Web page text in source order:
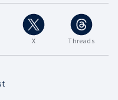
X Threads